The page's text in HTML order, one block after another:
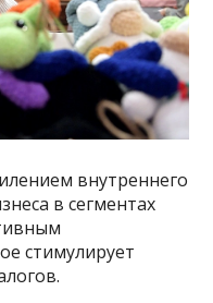
внутреннего
в сегментах
стимулирует